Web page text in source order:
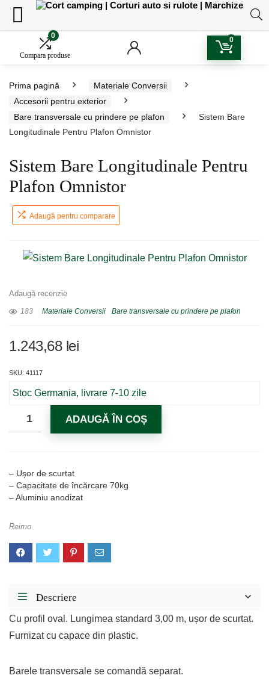
0
Compara produse
0
Prima pagină
Materiale Conversii
Accesorii pentru exterior
Bare transversale cu prindere pe plafon
Sistem Bare
Longitudinale Pentru Plafon Omnistor
Sistem Bare Longitudinale Pentru
Plafon Omnistor
Adaugă pentru comparare
Adaugă recenzie
183 Materiale Conversii Bare transversale cu prindere pe plafon
1.243,68 lei
SKU: 41117
Stoc Germania, livrare 7-10 zile
ADAUGĂ ÎN COȘ
– Ușor de scurtat
– Capacitate de încărcare 70kg
– Aluminiu anodizat
Reimo
Descriere
Cu profil oval. Lungimea standard 3,00 m, ușor de scurtat.
Furnizat cu capace din plastic.
Barele transversale se comandă separat.